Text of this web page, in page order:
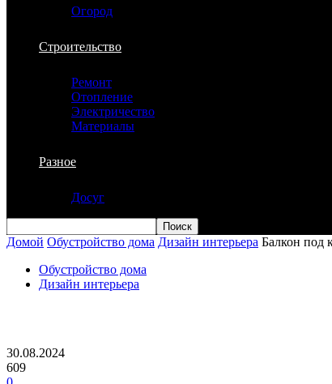
Огород
Строительство
Ремонт
Отопление
Электричество
Материалы
Разное
Досуг
Домой Обустройство дома Дизайн интерьера Балкон под
Обустройство дома
Дизайн интерьера
30.08.2024
609